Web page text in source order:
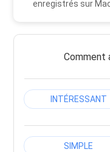
enregistrés sur
Comment
INTÉRESSANT
SIMPLE